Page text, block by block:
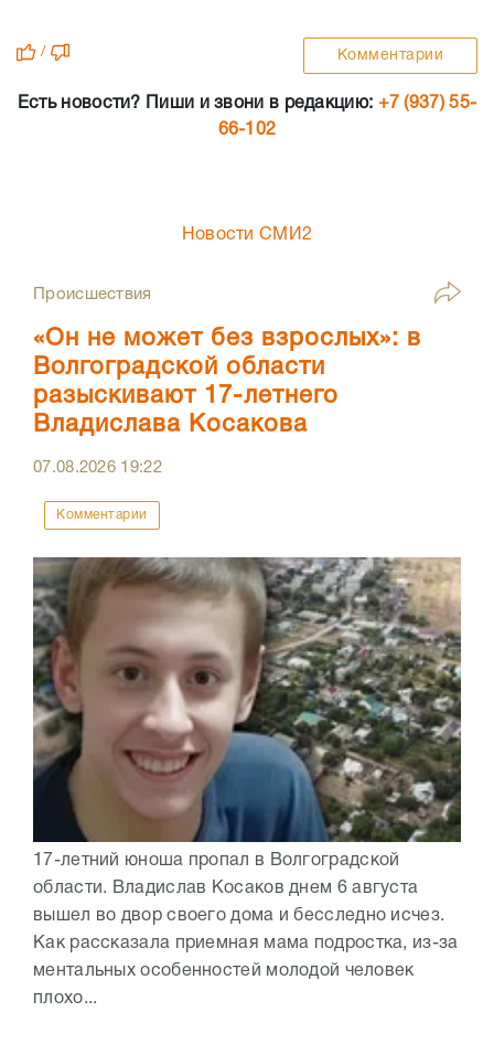
/ Комментарии
Есть новости? Пиши и звони в редакцию: +7 (937) 55-
66-102
Новости СМИ2
Происшествия
«Он не может без взрослых»: в
Волгоградской области
разыскивают 17-летнего
Владислава Косакова
07.08.2026 19:22
Комментарии
17-летний юноша пропал в Волгоградской
области. Владислав Косаков днем 6 августа
вышел во двор своего дома и бесследно исчез.
Как рассказала приемная мама подростка, из-за
ментальных особенностей молодой человек
плохо...